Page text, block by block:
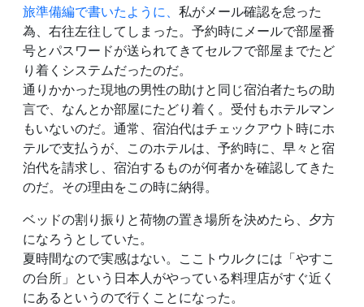
旅準備編で書いたように、 私がメール確認を怠った
為、右往左往してしまった。予約時にメールで部屋番
号とパスワードが送られてきてセルフで部屋までたど
り着くシステムだったのだ。
通りかかった現地の男性の助けと同じ宿泊者たちの助
言で、なんとか部屋にたどり着く。受付もホテルマン
もいないのだ。通常、宿泊代はチェックアウト時にホ
テルで支払うが、このホテルは、予約時に、早々と宿
泊代を請求し、宿泊するものが何者かを確認してきた
のだ。その理由をこの時に納得。
ベッドの割り振りと荷物の置き場所を決めたら、夕方
になろうとしていた。
夏時間なので実感はない。ここトウルクには「やすこ
の台所」という日本人がやっている料理店がすぐ近く
にあるというので行くことになった。